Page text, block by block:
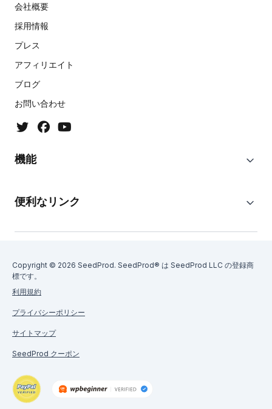
会社概要
採用情報
プレス
アフィリエイト
ブログ
お問い合わせ
機能
便利なリンク
Copyright © 2026 SeedProd. SeedProd® は SeedProd LLC の登録商
標です。
利用規約
プライバシーポリシー
サイトマップ
SeedProd クーポン